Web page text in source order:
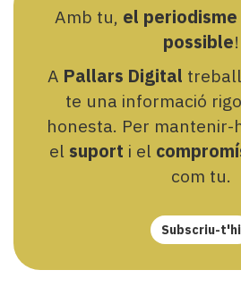
Amb tu, el
possible!
A Pallars Digital
te una informació
honesta. Per mantenir-
el suport i el
com tu.
Subscriu-t'hi